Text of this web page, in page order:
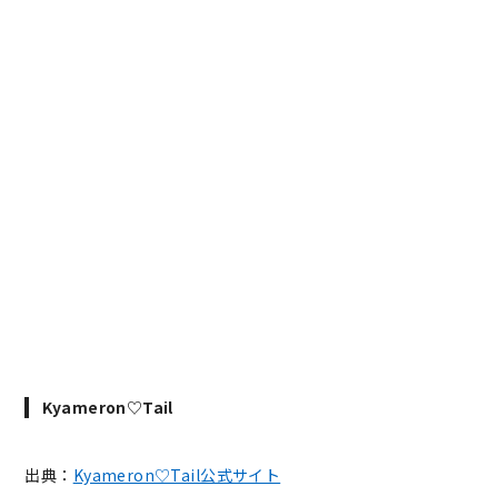
Kyameron♡Tail
出典： Kyameron♡Tail公式サイト